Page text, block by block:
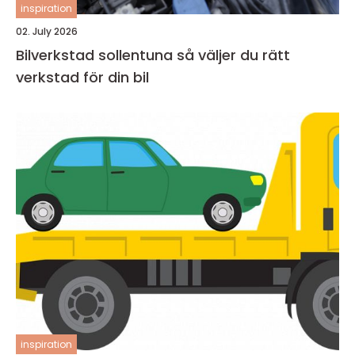
inspiration
02. July 2026
Bilverkstad sollentuna så väljer du rätt
verkstad för din bil
inspiration